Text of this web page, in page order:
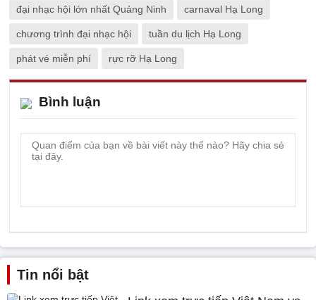
đại nhạc hội lớn nhất Quảng Ninh carnaval Hạ Long
chương trình đại nhạc hội tuần du lịch Hạ Long
phát vé miễn phí rực rỡ Hạ Long
Bình luận
Tin nổi bật